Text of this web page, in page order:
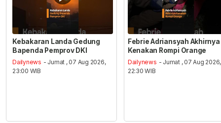
Kebakaran Landa Gedung
Bapenda Pemprov DKI
Dailynews - Jumat , 07 Aug 2026,
23:00 WIB
Febrie Adriansyah Akhirnya
Kenakan Rompi Orange
Dailynews - Jumat , 07 Aug 2026,
22:30 WIB